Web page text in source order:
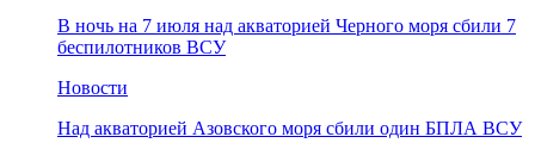
В ночь на 7 июля над акваторией Черного моря сбили 7
беспилотников ВСУ
Новости
Над акваторией Азовского моря сбили один БПЛА ВСУ